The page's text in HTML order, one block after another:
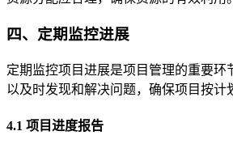
四、定期监控进展
定期监控项目进展是项目管理的重要环
以及时发现和解决问题，确保项目按计
4.1 项目进度报告